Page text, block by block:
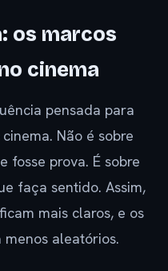
os marcos
cinema
pensada para
Não é sobre
fosse prova. É sobre
faça sentido. Assim,
mais claros, e os
aleatórios.